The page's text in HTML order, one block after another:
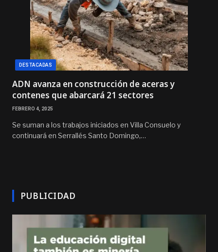
DESTACADAS
ADN avanza en construcción de aceras y
contenes que abarcará 21 sectores
FEBRERO 4, 2025
Se suman a los trabajos iniciados en Villa Consuelo y
continuará en Serrallés Santo Domingo,…
PUBLICIDAD